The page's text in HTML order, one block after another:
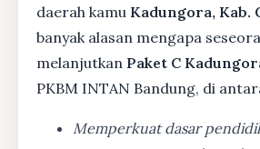
daerah kamu Kadungora, Kab.
banyak alasan mengapa
melanjutkan Paket C
PKBM INTAN Bandung, di
Memperkuat dasar